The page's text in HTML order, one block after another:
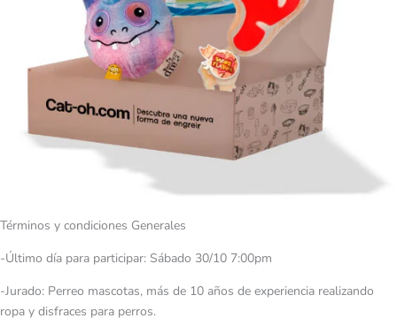
Términos y condiciones Generales
-Último día para participar: Sábado 30/10 7:00pm
-Jurado: Perreo mascotas, más de 10 años de experiencia realizando
ropa y disfraces para perros.